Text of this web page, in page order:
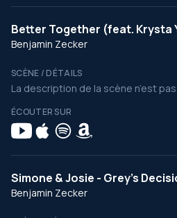
Better Together (feat. Krysta
Benjamin Zecker
SCÈNE / DÉTAILS
La description de la scène n’est
ÉCOUTER SUR
Simone & Josie - Grey's
Benjamin Zecker